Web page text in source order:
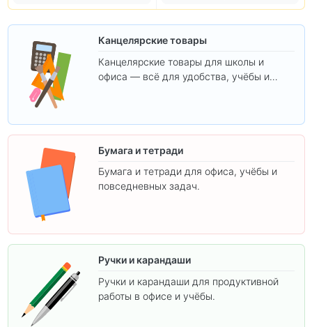
Канцелярские товары
Канцелярские товары для школы и
офиса — всё для удобства, учёбы и
Бумага и тетради
Бумага и тетради для офиса, учёбы и
повседневных задач.
Ручки и карандаши
Ручки и карандаши для продуктивной
работы в офисе и учёбы.